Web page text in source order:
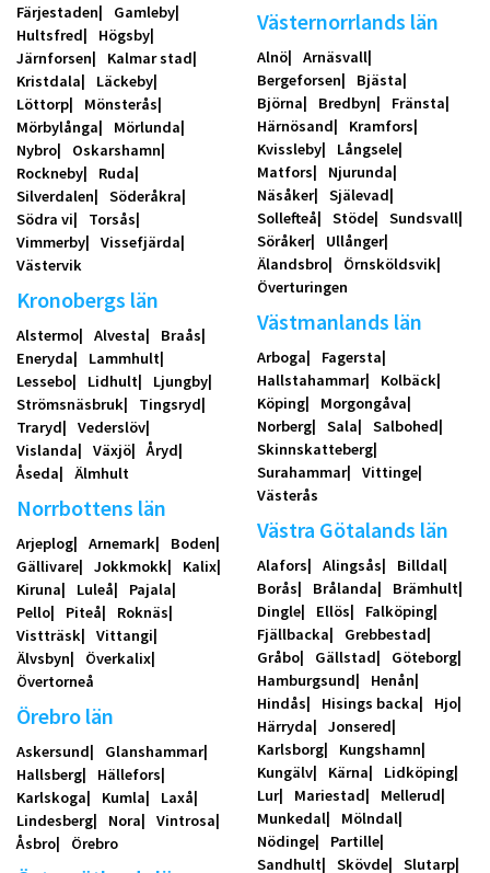
Färjestaden
Gamleby
Hultsfred
Högsby
Järnforsen
Kalmar stad
Kristdala
Läckeby
Löttorp
Mönsterås
Mörbylånga
Mörlunda
Nybro
Oskarshamn
Rockneby
Ruda
Silverdalen
Söderåkra
Södra vi
Torsås
Vimmerby
Vissefjärda
Västervik
Kronobergs län
Alstermo Alvesta
Braås
Eneryda
Lammhult
Lessebo
Lidhult
Ljungby
Strömsnäsbruk
Tingsryd
Traryd
Vederslöv
Vislanda
Växjö
Åryd
Åseda
Älmhult
Norrbottens län
Arjeplog Arnemark
Boden
Gällivare
Jokkmokk
Kalix
Kiruna
Luleå
Pajala
Pello
Piteå
Roknäs
Vistträsk
Vittangi
Älvsbyn
Överkalix
Övertorneå
Örebro län
Askersund
Glanshammar
Hallsberg
Hällefors
Karlskoga
Kumla
Laxå
Lindesberg
Nora
Vintrosa
Åsbro
Örebro
Västernorrlands län
Alnö
Arnäsvall
Bergeforsen
Bjästa
Björna
Bredbyn
Fränsta
Härnösand
Kramfors
Kvissleby
Långsele
Matfors
Njurunda
Näsåker
Själevad
Sollefteå
Stöde
Sundsvall
Söråker
Ullånger
Älandsbro
Örnsköldsvik
Överturingen
Västmanlands län
Arboga
Fagersta
Hallstahammar
Kolbäck
Köping
Morgongåva
Norberg
Sala
Salbohed
Skinnskatteberg
Surahammar
Vittinge
Västerås
Västra Götalands län
Alafors Alingsås
Billdal
Borås
Brålanda
Brämhult
Dingle
Ellös
Falköping
Fjällbacka
Grebbestad
Gråbo
Gällstad
Göteborg
Hamburgsund
Henån
Hindås
Hisings backa
Hjo
Härryda
Jonsered
Karlsborg
Kungshamn
Kungälv
Kärna
Lidköping
Lur
Mariestad
Mellerud
Munkedal
Mölndal
Nödinge
Partille
Sandhult
Skövde
Slutarp